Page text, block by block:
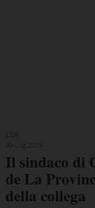
CDR
Il sindaco di
de La
della collega